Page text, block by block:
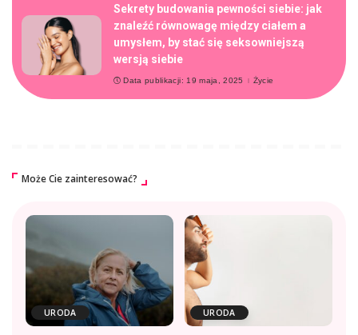
Sekrety budowania pewności siebie: jak
znaleźć równowagę między ciałem a
umysłem, by stać się seksowniejszą
wersją siebie
Data publikacji: 19 maja, 2025 Życie
Może Cie zainteresować?
URODA URODA